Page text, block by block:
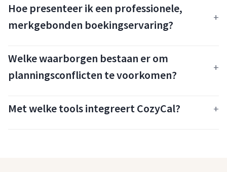
Hoe presenteer ik een professionele,
merkgebonden boekingservaring?
Welke waarborgen bestaan er om
planningsconflicten te voorkomen?
Met welke tools integreert CozyCal?